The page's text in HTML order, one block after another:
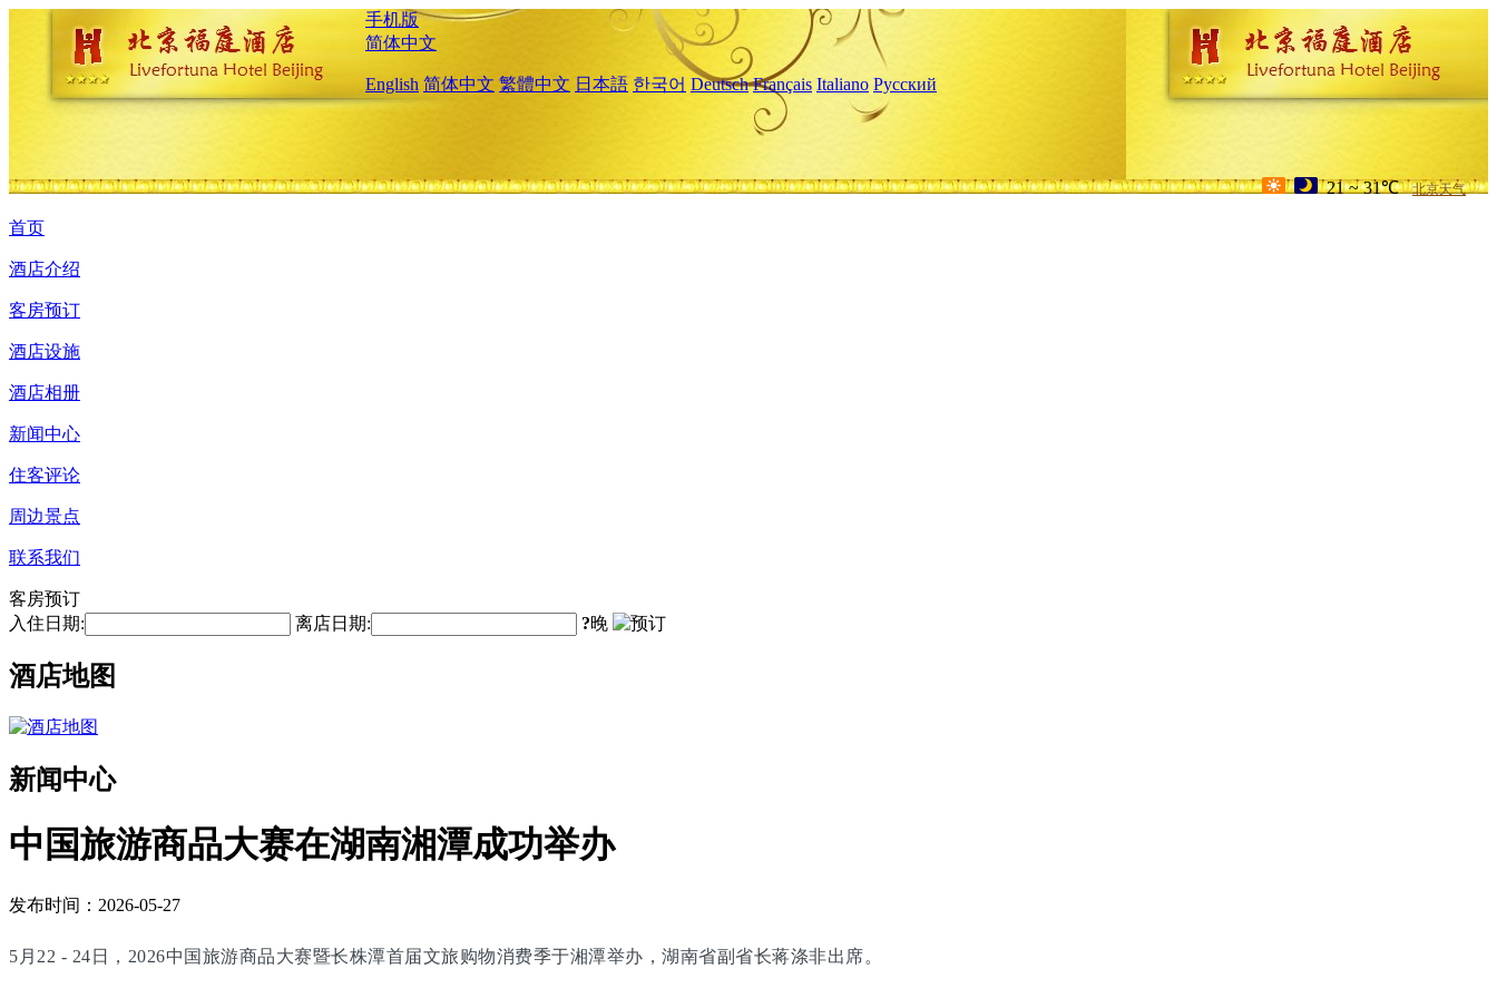
手机版
简体中文
English 简体中文 繁體中文 日本語 한국어 Deutsch Français Italiano Русский
21 ~ 31℃ 北京天气
首页
酒店介绍
客房预订
酒店设施
酒店相册
新闻中心
住客评论
周边景点
联系我们
客房预订
入住日期:
离店日期: ?晚
酒店地图
新闻中心
中国旅游商品大赛在湖南湘潭成功举办
发布时间：2026-05-27
5月22 - 24日，2026中国旅游商品大赛暨长株潭首届文旅购物消费季于湘潭举办，湖南省副省长蒋涤非出席。